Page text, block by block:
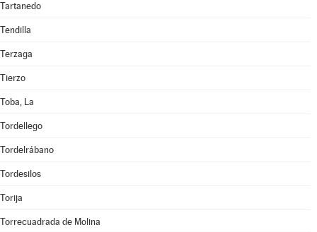
Tartanedo
Tendilla
Terzaga
Tierzo
Toba, La
Tordellego
Tordelrábano
Tordesilos
Torija
Torrecuadrada de Molina